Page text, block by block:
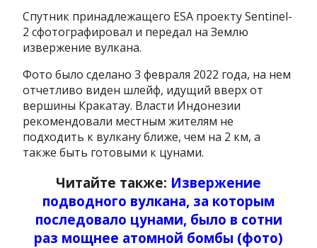
Спутник принадлежащего ESA проекту Sentinel-
2 сфотографировал и передал на Землю
извержение вулкана.
Фото было сделано 3 февраля 2022 года, на нем
отчетливо виден шлейф, идущий вверх от
вершины Кракатау. Власти Индонезии
рекомендовали местным жителям не
подходить к вулкану ближе, чем на 2 км, а
также быть готовыми к цунами.
Читайте также: Извержение
подводного вулкана, за которым
последовало цунами, было в сотни
раз мощнее атомной бомбы (фото)